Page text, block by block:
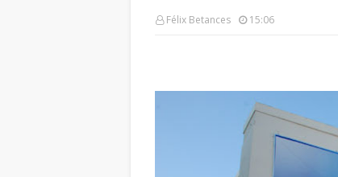
Félix Betances 15:06